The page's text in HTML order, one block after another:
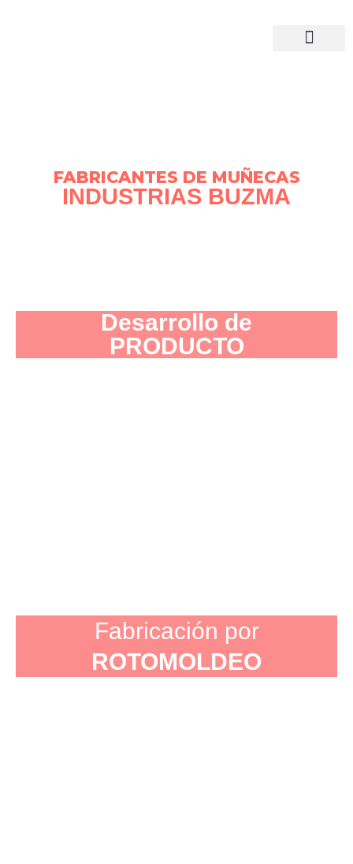
FABRICANTES DE MUÑECAS
INDUSTRIAS BUZMA
Desarrollo de
PRODUCTO
Fabricación por
ROTOMOLDEO